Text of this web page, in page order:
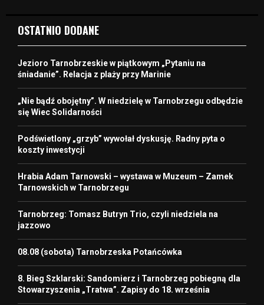
OSTATNIO DODANE
Jezioro Tarnobrzeskie w piątkowym „Pytaniu na
śniadanie”. Relacja z plaży przy Marinie
„Nie bądź obojętny”. W niedzielę w Tarnobrzegu odbędzie
się Wiec Solidarności
Podświetlony „grzyb” wywołał dyskusję. Radny pyta o
koszty inwestycji
Hrabia Adam Tarnowski – wystawa w Muzeum – Zamek
Tarnowskich w Tarnobrzegu
Tarnobrzeg: Tomasz Butryn Trio, czyli niedziela na
jazzowo
08.08 (sobota) Tarnobrzeska Potańcówka
8. Bieg Szklarski: Sandomierz i Tarnobrzeg pobiegną dla
Stowarzyszenia „Tratwa”. Zapisy do 18. września